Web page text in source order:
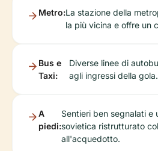
Metro:La stazione della
la più vicina e offre un
Bus e
Taxi:
Diverse linee di
agli ingressi della gola.
A
piedi:
Sentieri ben segnalati e
sovietica ristrutturato
all'acquedotto.